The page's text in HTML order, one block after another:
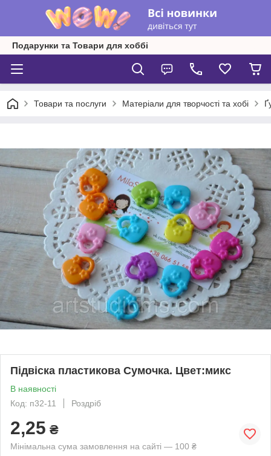
Подарунки та Товари для хоббі
Товари та послуги Матеріали для творчості та хобі
Підвіска пластикова Сумочка. Цвет:микс
В наявності
Код: п32-11
Роздріб
2,25 ₴
Мінімальна сума замовлення на сайті — 100 ₴